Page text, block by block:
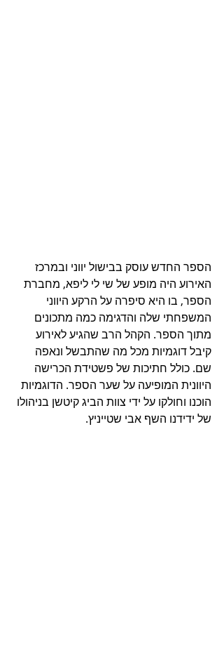
הספר החדש עוסק בבישול יווני ובמרכז
האירוע היה מופע של שי לי ליפא, מחברת
הספר, בו היא סיפרה על הרקע היווני
המשפחתי שלה והדגימה כמה מתכונים
מתוך הספר. הקהל הרב שהגיע לאירוע
קיבל דוגמיות מכל מה שהתבשל ונאפה
שם. כולל חתיכות של פשטידת הכרישה
היוונית המופיעה על שער הספר. הדוגמיות
הוכנו וחולקו על ידי צוות הביג קיטשן בניהולו
של ידידנו השף אבי שטייניץ.